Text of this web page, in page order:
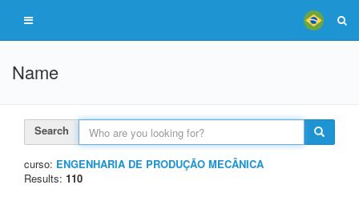
Name
Search
curso: ENGENHARIA DE PRODUÇÃO MECÂNICA
Results: 110